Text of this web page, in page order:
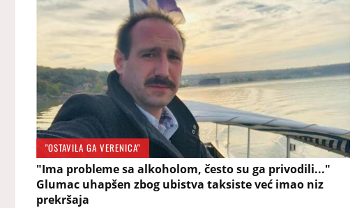
"OSTAVILA GA VERENICA"
"Ima probleme sa alkoholom, često su ga privodili..."
Glumac uhapšen zbog ubistva taksiste već imao niz
prekršaja